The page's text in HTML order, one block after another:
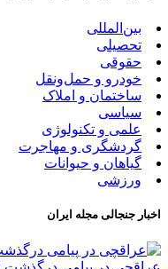
بین‌المللی
تحصیلی
حقوقی
خودرو و حمل‌و‌نقل
ساختمان و املاک
سیاسی
علمی و تکنولوژی
گردشگری و مهاجرت
گیاهان و حیوانات
ورزشی
اخبار جنجالی مجله ایران